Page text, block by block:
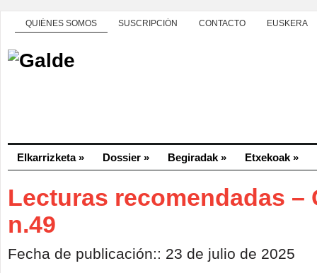
QUIÉNES SOMOS SUSCRIPCIÓN CONTACTO EUSKERA
Elkarrizketa» Dossier » Begiradak » Etxekoak »
Lecturas recomendadas –
n.49
Fecha de publicación:: 23 de julio de 2025